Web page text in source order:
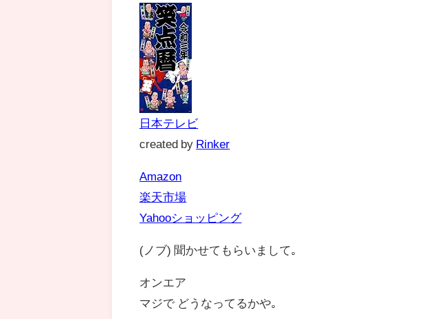
日本テレビ
created by Rinker
Amazon
楽天市場
Yahooショッピング
(ノブ) 聞かせてもらいまして｡
オンエア
マジで どうなってるかや｡